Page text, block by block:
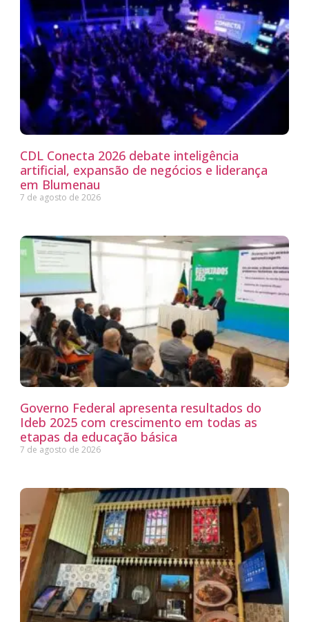
CDL Conecta 2026 debate inteligência
artificial, expansão de negócios e liderança
em Blumenau
7 de agosto de 2026
Governo Federal apresenta resultados do
Ideb 2025 com crescimento em todas as
etapas da educação básica
7 de agosto de 2026